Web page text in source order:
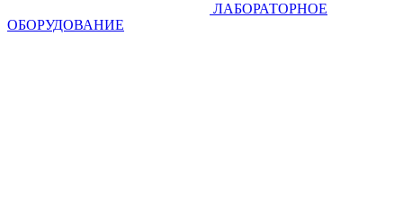
ЛАБОРАТОРНОЕ
ОБОРУДОВАНИЕ